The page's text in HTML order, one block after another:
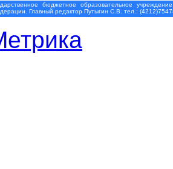
бюджетное образовательное
Главный редактор Путыгин С.В. тел.: